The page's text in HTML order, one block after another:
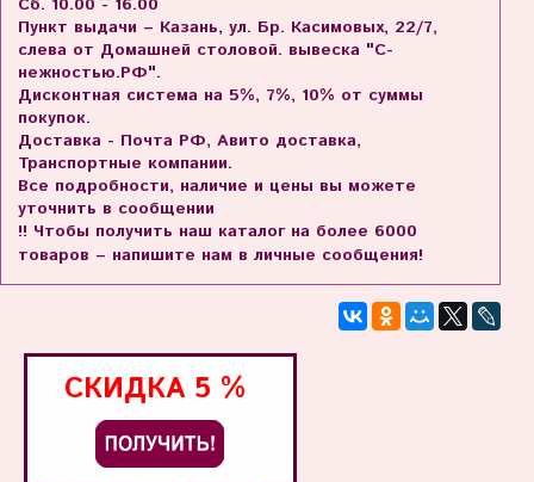
Пункт выдачи – Казань, ул. Бр. Касимовых, 22/7,
слева от Домашней столовой. вывеска "С-
нежностью.РФ".
Дисконтная система на 5%, 7%, 10% от суммы
покупок.
Доставка - Почта РФ, Авито доставка,
Транспортные компании.
Все подробности, наличие и цены вы можете
уточнить в сообщении
!! Чтобы получить наш каталог на более 6000
товаров – напишите нам в личные сообщения!
СКИДКА 5 %